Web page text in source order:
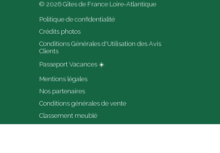
© 2026 Gîtes de France Loire-Atlantique
Politique de confidentialité
Crédits photos
Conditions Générales d'Utilisation des Avis
Clients
Passeport Vacances ☀️
Mentions légales
Nos partenaires
Conditions générales de vente
Classement meublé